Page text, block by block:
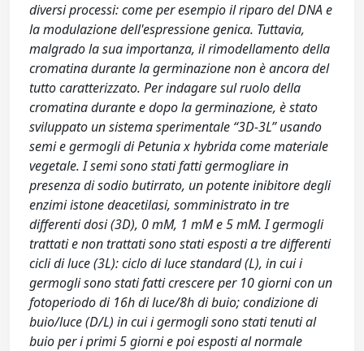
diversi processi: come per esempio il riparo del DNA e
la modulazione dell'espressione genica. Tuttavia,
malgrado la sua importanza, il rimodellamento della
cromatina durante la germinazione non è ancora del
tutto caratterizzato. Per indagare sul ruolo della
cromatina durante e dopo la germinazione, è stato
sviluppato un sistema sperimentale “3D-3L” usando
semi e germogli di Petunia x hybrida come materiale
vegetale. I semi sono stati fatti germogliare in
presenza di sodio butirrato, un potente inibitore degli
enzimi istone deacetilasi, somministrato in tre
differenti dosi (3D), 0 mM, 1 mM e 5 mM. I germogli
trattati e non trattati sono stati esposti a tre differenti
cicli di luce (3L): ciclo di luce standard (L), in cui i
germogli sono stati fatti crescere per 10 giorni con un
fotoperiodo di 16h di luce/8h di buio; condizione di
buio/luce (D/L) in cui i germogli sono stati tenuti al
buio per i primi 5 giorni e poi esposti al normale